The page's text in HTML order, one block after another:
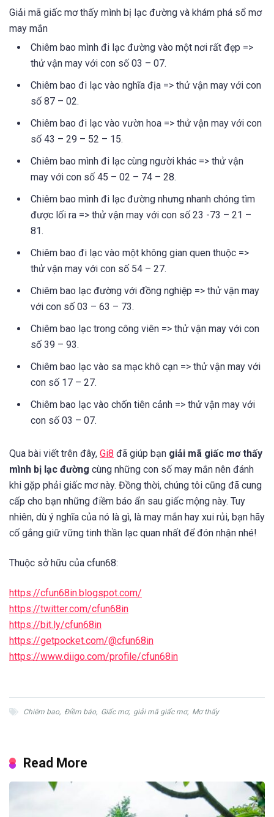
Giải mã giấc mơ thấy mình bị lạc đường và khám phá sổ mơ
may mắn
Chiêm bao mình đi lạc đường vào một nơi rất đẹp =>
thử vận may với con số 03 – 07.
Chiêm bao đi lạc vào nghĩa địa => thử vận may với con
số 87 – 02.
Chiêm bao đi lạc vào vườn hoa => thử vận may với con
số 43 – 29 – 52 – 15.
Chiêm bao mình đi lạc cùng người khác => thử vận
may với con số 45 – 02 – 74 – 28.
Chiêm bao mình đi lạc đường nhưng nhanh chóng tìm
được lối ra => thử vận may với con số 23 -73 – 21 –
81.
Chiêm bao đi lạc vào một không gian quen thuộc =>
thử vận may với con số 54 – 27.
Chiêm bao lạc đường với đồng nghiệp => thử vận may
với con số 03 – 63 – 73.
Chiêm bao lạc trong công viên => thử vận may với con
số 39 – 93.
Chiêm bao lạc vào sa mạc khô cạn => thử vận may với
con số 17 – 27.
Chiêm bao lạc vào chốn tiên cảnh => thử vận may với
con số 03 – 07.
Qua bài viết trên đây, Gi8 đã giúp bạn giải mã giấc mơ thấy
mình bị lạc đường cùng những con số may mắn nên đánh
khi gặp phải giấc mơ này. Đồng thời, chúng tôi cũng đã cung
cấp cho bạn những điềm báo ẩn sau giấc mộng này. Tuy
nhiên, dù ý nghĩa của nó là gì, là may mắn hay xui rủi, bạn hãy
cố gắng giữ vững tinh thần lạc quan nhất để đón nhận nhé!
Thuộc sở hữu của cfun68:
https://cfun68in.blogspot.com/
https://twitter.com/cfun68in
https://bit.ly/cfun68in
https://getpocket.com/@cfun68in
https://www.diigo.com/profile/cfun68in
Chiêm bao, Điềm báo, Giấc mơ, giải mã giấc mơ, Mơ thấy
Read More